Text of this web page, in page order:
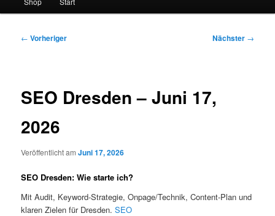
Beitragsnavigation
← Vorheriger Nächster →
SEO Dresden – Juni 17,
2026
Veröffentlicht amJuni 17, 2026
SEO Dresden: Wie starte ich?
Mit Audit, Keyword-Strategie, Onpage/Technik, Content-Plan und
klaren Zielen für Dresden.SEO